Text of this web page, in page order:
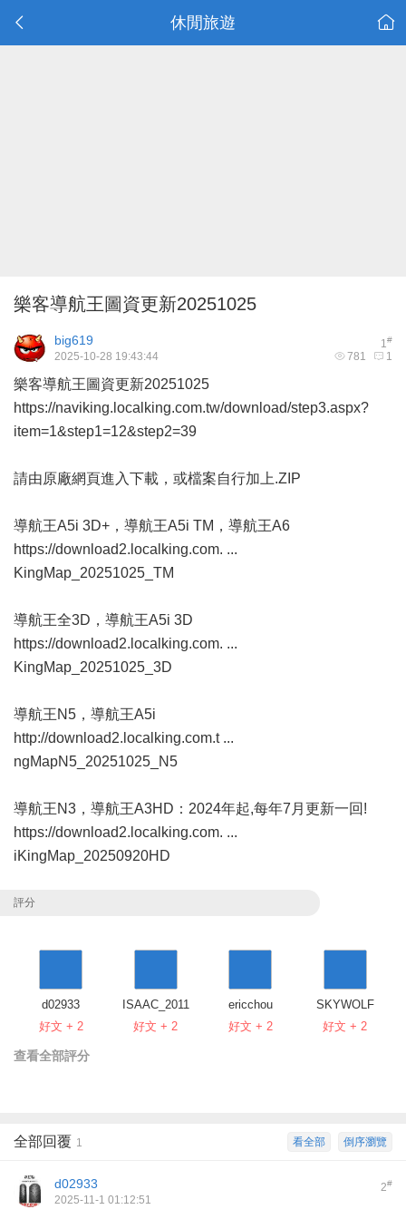
休閒旅遊
樂客導航王圖資更新20251025
1#
big619
781 1
2025-10-28 19:43:44
樂客導航王圖資更新20251025
https://naviking.localking.com.tw/download/step3.aspx?
item=1&step1=12&step2=39
請由原廠網頁進入下載，或檔案自行加上.ZIP
導航王A5i 3D+，導航王A5i TM，導航王A6
https://download2.localking.com. ...
KingMap_20251025_TM
導航王全3D，導航王A5i 3D
https://download2.localking.com. ...
KingMap_20251025_3D
導航王N5，導航王A5i
http://download2.localking.com.t ...
ngMapN5_20251025_N5
導航王N3，導航王A3HD：2024年起,每年7月更新一回!
https://download2.localking.com. ...
iKingMap_20250920HD
評分
d02933
好文 + 2
ISAAC_2011
好文 + 2
ericchou
好文 + 2
SKYWOLF
好文 + 2
查看全部評分
倒序瀏覽
看全部
全部回覆 1
2#
d02933
2025-11-1 01:12:51